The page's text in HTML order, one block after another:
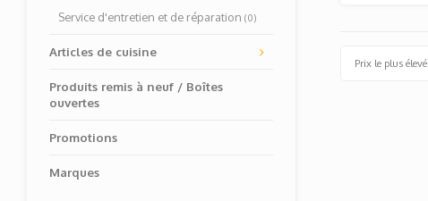
Service d'entretien et de réparation (0)
Articles de cuisine
Produits remis à neuf / Boîtes
ouvertes
Promotions
Marques
Prix le plus élevé